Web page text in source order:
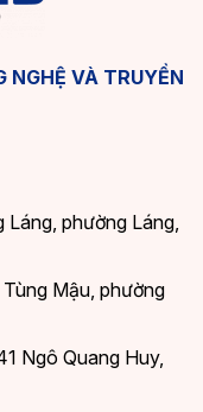
NGHỆ VÀ TRUYỀN
phường Láng,
Mậu, phường
Ngô Quang Huy,